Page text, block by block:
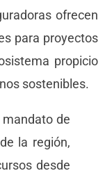
ofrecen
para proyectos
propicio
sostenibles.
de
la región,
desde